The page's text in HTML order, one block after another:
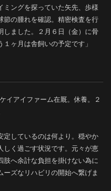
ングを探っていた矢先、歩様
節の腫れを確認。精密検査を行
しました。２月６日（金）に骨
ヶ月は舎飼いの予定です」
イアイファーム在厩。休養。２
しているのは何より。穏やか
しく過ごす状況です。元々が恵
肢へ余計な負担を掛けない為に
ーズなリハビリの開始へ繋げま